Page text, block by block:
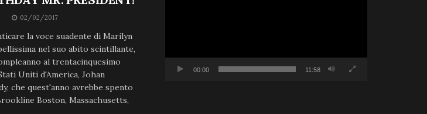
02/02/2017
la voce suadente di Marilyn
nel suo abito scintillante,
al trentacinquesimo
Uniti d'America, Johan
che quest'anno avrebbe spento
Boston, Massachusetts,
00:00 11:58